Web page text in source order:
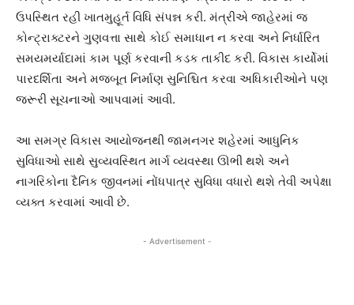
ઉપસ્થિત રહી ખાતમુહૂર્ત વિધિ સંપન્ન કરી. મંત્રીએ જાહેરમાં જ
કોન્ટ્રાક્ટરને ગુણવત્તા સાથે કોઈ સમાધાન ન કરવા અને નિર્ધારિત
સમયમર્યાદામાં કામ પૂર્ણ કરવાની કડક તાકીદ કરી. વિકાસ કાર્યોમાં
પારદર્શિતા અને મજબૂત નિર્માણ સુનિશ્ચિત કરવા અધિકારીઓને પણ
જરૂરી સૂચનાઓ આપવામાં આવી.
આ સમગ્ર વિકાસ આયોજનથી જામનગર શહેરમાં આધુનિક
સુવિધાઓ સાથે સુવ્યવસ્થિત માર્ગ વ્યવસ્થા ઊભી થશે અને
નાગરિકોના દૈનિક જીવનમાં નોંધપાત્ર સુવિધા વધારો થશે તેવી અપેક્ષા
વ્યક્ત કરવામાં આવી છે.
- Advertisement -